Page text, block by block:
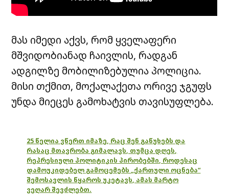
მას იმედი აქვს, რომ ყველაფერი
მშვიდობიანად ჩაივლის, რადგან
ადგილზე მობილიზებულია პოლიცია.
მისი თქმით, მოქალაქეთა ორივე ჯგუფს
უნდა მიეცეს გამოხატვის თავისუფლება.
25 წელია ვწერთ იმაზე, რაც შენ გაწუხებს და
რასაც მთავრობა გიმალავს, თუმცა დღეს,
რეპრესიული პოლიტიკის პირობებში, როდესაც
დამოუკიდებელ გამოცემებს „ქართული ოცნება“
შემოსავლის წყაროს უკეტავს, ამას მარტო
ვეღარ შევძლებთ.